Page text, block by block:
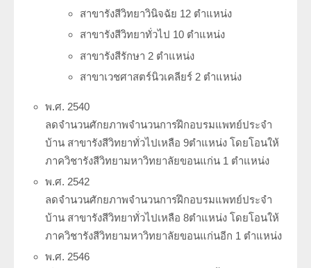
สาขารังสีวิทยาวินิจฉัย 12 ตำแหน่ง
สาขารังสีวิทยาทั่วไป 10 ตำแหน่ง
สาขารังสีรักษา 2 ตำแหน่ง
สาขาเวชศาสตร์นิวเคลียร์ 2 ตำแหน่ง
พ.ศ. 2540
ลดจำนวนศักยภาพจำนวนการฝึกอบรมแพทย์ประจำ
บ้าน สาขารังสีวิทยาทั่วไปเหลือ 9ตำแหน่ง โดยโอนให้
ภาควิชารังสีวิทยามหาวิทยาลัยขอนแก่น 1 ตำแหน่ง
พ.ศ. 2542
ลดจำนวนศักยภาพจำนวนการฝึกอบรมแพทย์ประจำ
บ้าน สาขารังสีวิทยาทั่วไปเหลือ 8ตำแหน่ง โดยโอนให้
ภาควิชารังสีวิทยามหาวิทยาลัยขอนแก่นอีก 1 ตำแหน่ง
พ.ศ. 2546